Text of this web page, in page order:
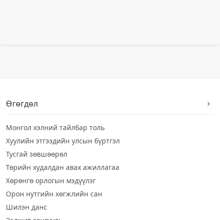
Өгөгдөл
Монгол хэлний тайлбар толь
Хуулийн этгээдийн улсын бүртгэл
Тусгай зөвшөөрөл
Төрийн худалдан авах ажиллагаа
Хөрөнгө орлогын мэдүүлэг
Орон нутгийн хөгжлийн сан
Шилэн данс